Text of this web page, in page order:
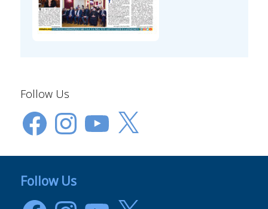
Follow Us
FacebookInstagramYouTube
X
Follow Us
FacebookInstagramYouTube
X